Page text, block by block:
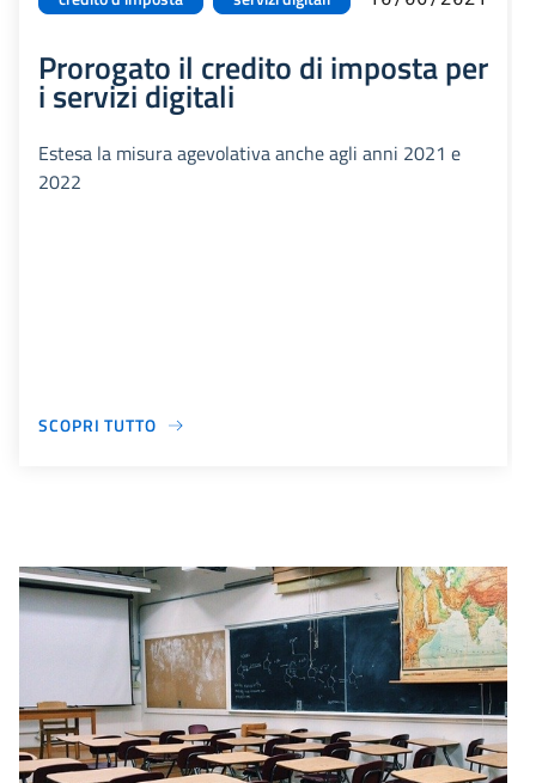
Prorogato il credito di imposta per
i servizi digitali
Estesa la misura agevolativa anche agli anni 2021 e
2022
SCOPRI TUTTO